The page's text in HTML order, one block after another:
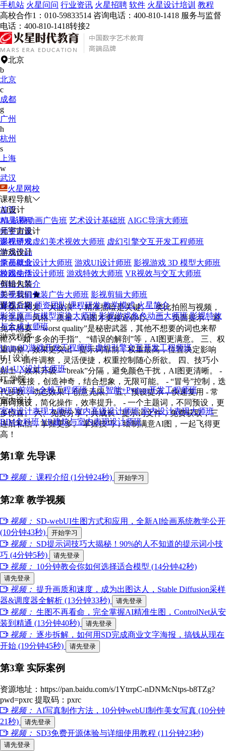
手机站 火星问问 行业资讯 火星招聘 软件 火星设计培训 教程
高校合作1：010-59833514 ‬咨询电话：400-810-1418 服务与监督
电话：400-810-1418转接2
北京
b
北京
c
成都
g
广州
h
杭州
s
上海
w
武汉
火星网校
课程导航
AI设计
AI 影视动画广告班 艺术设计基础班 AIGC导演大师班
元宇宙设计
影视游戏虚幻美术视效大师班 虚幻引擎交互开发工程师班
游戏设计
原画概念设计大师班 游戏UI设计师班 影视游戏 3D 模型大师班
游戏动作设计师班 游戏特效大师班 VR视效与交互大师班
剪辑包装
影视剪辑包装广告大师班 影视剪辑大师班
影视后期
影视原画与模型渲染大师班 影视游戏角色动画大师班 影视特效
与合成大师班
游戏程序
Unity3D游戏开发工程师班 虚幻引擎交互开发工程师班
U I 设计
AI+UX设计大师班
IT 学院
WEB前端+全栈工程师班 人工智能+Python开发工程师班
室内设计
室内设计表现大师班 室内高级设计师班 室内设计表现大师班
BIM全科班 VR建筑与室内表现设计师班
首页
精品课程
师资力量
课程研发
学员作品
学员就业
校园生活
创始人简介
关于我们
课程介绍 师资团队 课程研发 教学模式 火星简介
首页
Stable Diffusion - 2024全新AI绘画系统教
学
来源
时长1小时40分钟49秒
学习人数4252
## 课程简介 一、精准描绘，AI绘图不迷路 - 不止是“女孩、兔子
耳朵、长发、大波浪”，精准描绘是关键。 - 类比拍照与视频，
有主题、风格、质量，AI图才更接近你心。 二、负面提示，避
免不想要 - “worst quality”是秘密武器，其他不想要的词也来帮
忙。 - 如“多余的手指”、“错误的解剖”等，AI图更满意。 三、权
重调整，效果更突出 - 提示词靠前，权重最高，位置决定影响
力。 - 插件调整，灵活便捷，权重控制随心所欲。 四、技巧小
贴士，效果升级 - “break”分隔，避免颜色干扰，AI图更清晰。 -
“and”连接，创造神奇，结合想象，无限可能。 - “冒号”控制，迭
代步数，动态效果，创意无限。 五、预设提示，快速复用 - 常
用词预设，简化操作，效率提升。 - 一个主题词，不同预设，更
多惊喜。 六、免费分享，共成长 - 提示词文件，免费获取，三
连后私信，掌握更多。 掌握技巧，绘制满意AI图，一起飞得更
高！
第1章 先导课
视频： 课程介绍 (1分钟24秒) 开始学习
第2章 教学视频
视频： SD-webUI生图方式和应用，全新AI绘画系统教学公开
(10分钟43秒)
开始学习
视频： SD提示词技巧大揭秘！90%的人不知道的提示词小技
巧 (4分钟5秒)
请先登录
视频： 10分钟教会你如何选择适合模型 (14分钟42秒)
请先登录
视频： 提升画质和速度，成为出图达人，Stable Diffusion采样
器&调度器全解析 (13分钟33秒)
请先登录
视频： 生图不再看命，完全掌握AI精准生图，ControlNet从安
装到精通 (13分钟40秒)
请先登录
视频： 逐步拆解，如何用SD完成商业文字海报，搞钱从现在
开始 (19分钟45秒)
请先登录
第3章 实际案例
资源地址：https://pan.baidu.com/s/1YtrrpC-nDNMcNtps-b8TZg?
pwd=pxrc 提取码：pxrc
视频： AI写真制作方法，10分钟webUI制作美女写真 (10分钟
21秒)
请先登录
视频： SD3免费开源体验与详细使用教程 (11分钟23秒)
请先登录